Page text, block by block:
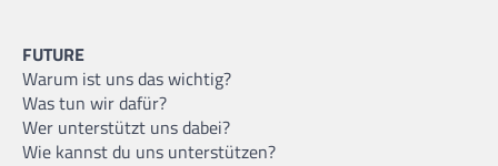
FUTURE
Warum ist uns das wichtig?
Was tun wir dafür?
Wer unterstützt uns dabei?
Wie kannst du uns unterstützen?